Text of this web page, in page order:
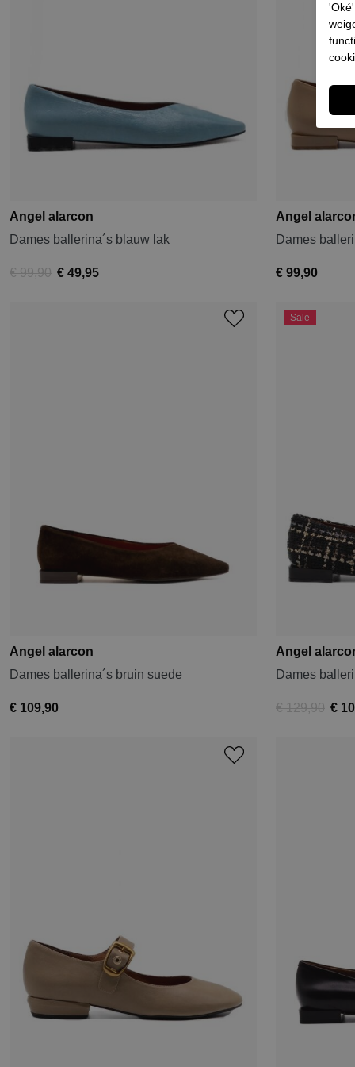
Angel alarcon
Dames ballerina´s blauw lak
€ 99,90 € 49,95
Angel
Dames
€ 99,90
Angel alarcon
Dames ballerina´s bruin suede
€ 109,90
Sale
Angel
Dames
€ 129,90 €